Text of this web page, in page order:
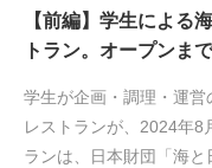
【前編】学生による
トラン。オープンま
学生が企画・調理・運
レストランが、2024年8
ランは、日本財団「海